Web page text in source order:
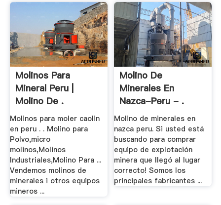
Molinos Para
Mineral Peru |
Molino De .
Molinos para moler caolin
en peru . . Molino para
Polvo,micro
molinos,Molinos
Industriales,Molino Para ...
Vendemos molinos de
minerales i otros equipos
mineros ...
Molino De
Minerales En
Nazca-Peru - .
Molino de minerales en
nazca peru. Si usted está
buscando para comprar
equipo de explotación
minera que llegó al lugar
correcto! Somos los
principales fabricantes ...